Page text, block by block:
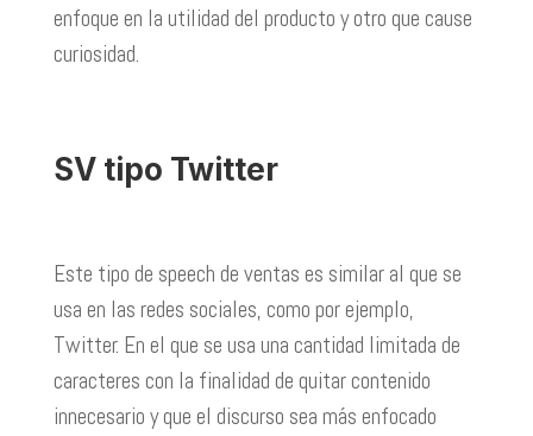
enfoque en la utilidad del producto y otro que cause
curiosidad.
SV tipo Twitter
Este tipo de speech de ventas es similar al que se
usa en las redes sociales, como por ejemplo,
Twitter. En el que se usa una cantidad limitada de
caracteres con la finalidad de quitar contenido
innecesario y que el discurso sea más enfocado